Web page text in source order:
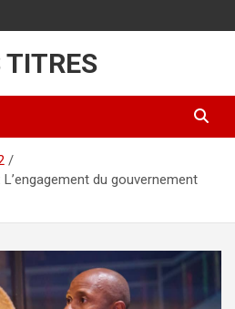
TITRES
du gouvernement